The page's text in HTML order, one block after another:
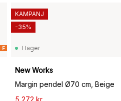
F I lager
New Works
Margin pendel Ø70 cm, Beige
5 272 kr
KAMPANJ
-35%